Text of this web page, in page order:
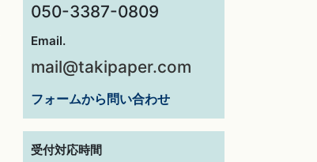
050-3387-0809
Email.
mail@takipaper.com
フォームから問い合わせ
受付対応時間